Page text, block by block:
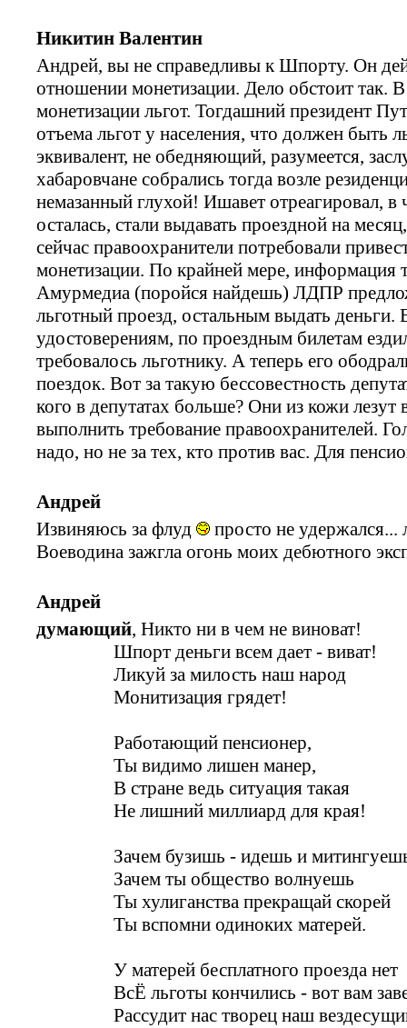
Никитин Валентин
Андрей, вы не справедливы к Шпорту. Он
отношении монетизации. Дело обстоит так.
монетизации льгот. Тогдашний президент
отъема льгот у населения, что должен быть
эквивалент, не обедняющий, разумеется,
хабаровчане собрались тогда возле
немазанный глухой! Ишавет отреагировал, в
осталась, стали выдавать проездной на
сейчас правоохранители потребовали
монетизации. По крайней мере, информация
Амурмедиа (поройся найдешь) ЛДПР
льготный проезд, остальным выдать
удостоверениям, по проездным билетам
требовалось льготнику. А теперь его
поездок. Вот за такую бессовестность
кого в депутатах больше? Они из кожи
выполнить требование правоохранителей.
надо, но не за тех, кто против вас. Для
Андрей
Извиняюсь за флуд
просто не удержался...
Воеводина зажгла огонь моих дебютного
Андрей
думающий, Никто ни в чем не виноват!
Шпорт деньги всем дает - виват!
Ликуй за милость наш народ
Монитизация грядет!
Работающий пенсионер,
Ты видимо лишен манер,
В стране ведь ситуация такая
Не лишний миллиард для края!
Зачем бузишь - идешь и
Зачем ты общество волнуешь
Ты хулиганства прекращай скорей
Ты вспомни одиноких матерей.
У матерей бесплатного проезда нет
ВсЁ льготы кончились - вот вам
Рассудит нас творец наш